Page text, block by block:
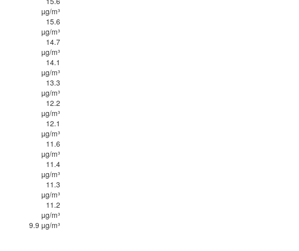
µg/m³
15.6
µg/m³
14.7
µg/m³
14.1
µg/m³
13.3
µg/m³
12.2
µg/m³
12.1
µg/m³
11.6
µg/m³
11.4
µg/m³
11.3
µg/m³
11.2
µg/m³
9.9 µg/m³